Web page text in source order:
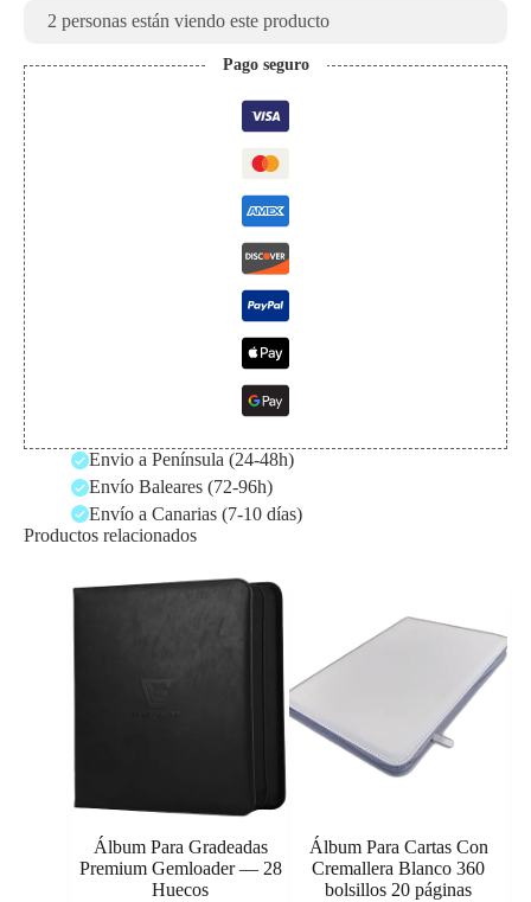
480
cantidad
2 personas están viendo este producto
Pago seguro
Envio a Península (24-48h)
Envío Baleares (72-96h)
Envío a Canarias (7-10 días)
Productos relacionados
Álbum Para Gradeadas
Premium Gemloader — 28
Huecos
Álbum Para Cartas Con
Cremallera Blanco 360
bolsillos 20 páginas